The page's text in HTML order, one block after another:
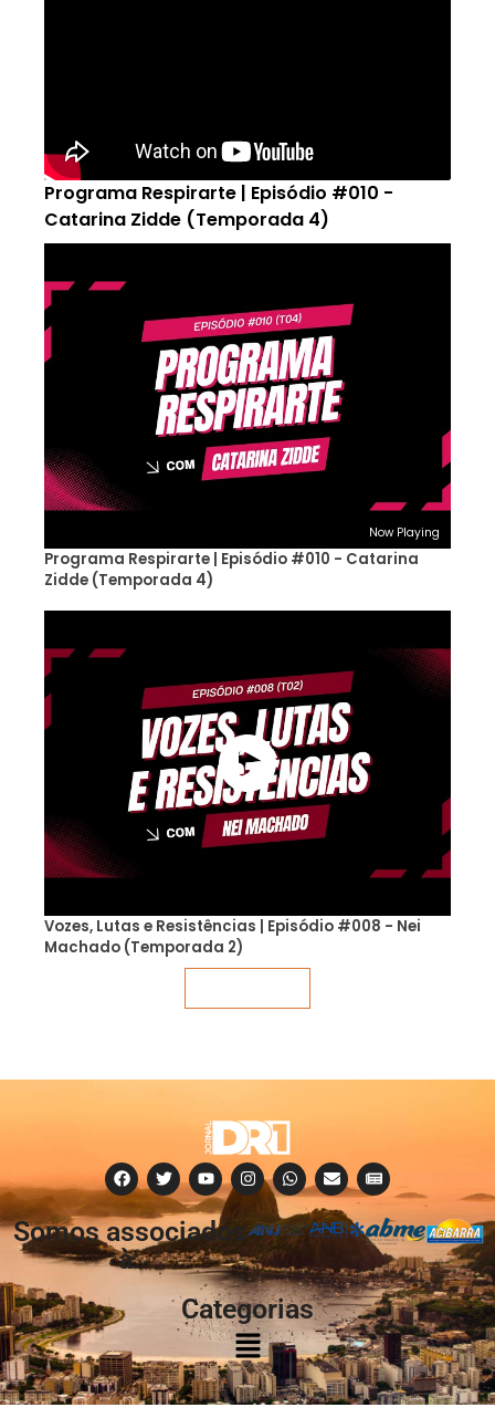
Programa Respirarte | Episódio #010 -
Catarina Zidde (Temporada 4)
Now Playing
Programa Respirarte | Episódio #010 - Catarina
Zidde (Temporada 4)
Vozes, Lutas e Resistências | Episódio #008 - Nei
Machado (Temporada 2)
Somos associados
à:
Categorias